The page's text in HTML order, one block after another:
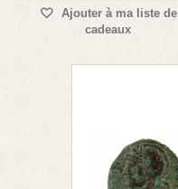
Ajouter à ma liste de
cadeaux